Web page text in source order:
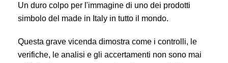
Un duro colpo per l'immagine di uno dei prodotti
simbolo del made in Italy in tutto il mondo.
Questa grave vicenda dimostra come i controlli, le
verifiche, le analisi e gli accertamenti non sono mai